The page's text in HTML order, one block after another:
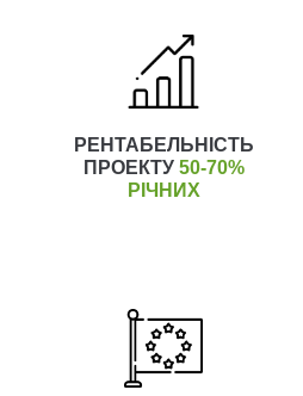
РЕНТАБЕЛЬНІСТЬ
ПРОЕКТУ 50-70%
РІЧНИХ